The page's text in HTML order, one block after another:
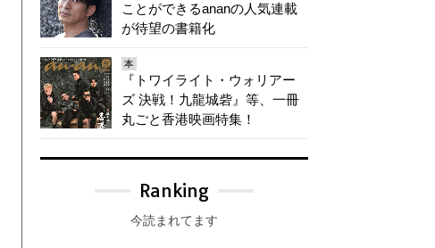
ことができるananの人気連載
が待望の書籍化
本
『トワイライト・ウォリアー
ズ 決戦！九龍城砦』等、一冊
丸ごと香港映画特集！
Ranking
今読まれてます